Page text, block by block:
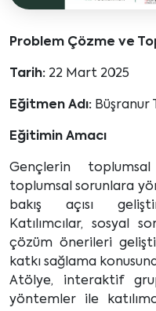
Problem Çözme ve
Tarih: 22 Mart 2025
Eğitmen Adı: Büşranur
Eğitimin Amacı
Gençlerin toplumsal
toplumsal sorunlara
bakış açısı
Katılımcılar, sosyal
çözüm önerileri
katkı sağlama
Atölye, interaktif
yöntemler ile